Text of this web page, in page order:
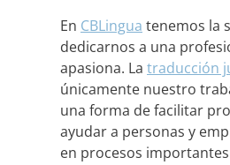
En CBLingua tenemos la
dedicarnos a una
apasiona. La traducción
únicamente nuestro
una forma de facilitar
ayudar a personas y
en procesos